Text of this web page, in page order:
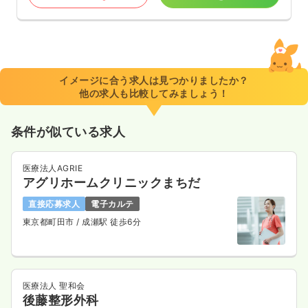
イメージに合う求人は見つかりましたか？
他の求人も比較してみましょう！
条件が似ている求人
医療法人AGRIE
アグリホームクリニックまちだ
直接応募求人
電子カルテ
東京都町田市 / 成瀬駅 徒歩6分
医療法人 聖和会
後藤整形外科